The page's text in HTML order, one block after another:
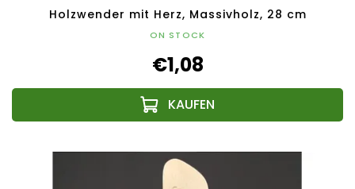
Holzwender mit Herz, Massivholz, 28 cm
ON STOCK
€1,08